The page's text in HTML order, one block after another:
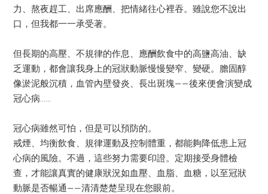
力、熬夜趕工、出席應酬、把情緒往心裡吞。雖說您不說出
口，但我都一一承受著。
但長期的高壓、不規律的作息、應酬飲食中的高鹽高油、缺
乏運動，都會讓我身上的冠狀動脈慢慢變窄、變硬。膽固醇
像淤泥般沉積，血管內壁發炎、長出斑塊——後來便會演變成
冠心病……
冠心病雖然可怕，但是可以預防的。
戒煙、均衡飲食、規律運動及控制體重，都能夠降低患上冠
心病的風險。不過，這些努力需要印證。定期接受身體檢
查，才能讓真實的健康狀況如血壓、血脂、血糖，以至冠狀
動脈是否暢通——清清楚楚呈現在您眼前。